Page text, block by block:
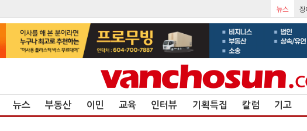
뉴스 부동산 이민 교육 인터뷰 기획특집 칼럼 기고